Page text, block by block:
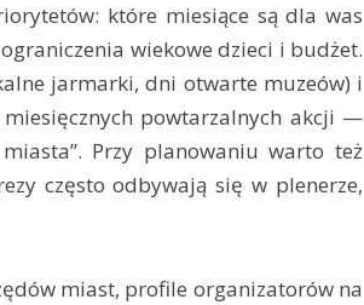
które miesiące są dla was
wiekowe dzieci i budżet.
jarmarki, dni otwarte muzeów) i
miesięcznych powtarzalnych akcji —
Przy planowaniu warto też
często odbywają się w plenerze,
miast, profile organizatorów na